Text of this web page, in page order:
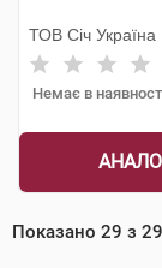
ТОВ Січ Україна
Немає в
Показано 29 з 29